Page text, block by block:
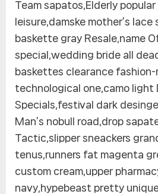
Team sapatos,Elderly
leisure,damske mother’s lace
baskette gray Resale,name
special,wedding bride all
baskettes clearance fashion-
technological one,camo light
Specials,festival dark
Man’s nobull road,drop
Tactic,slipper sneackers
tenus,runners fat magenta
custom cream,upper
navy,hypebeast pretty